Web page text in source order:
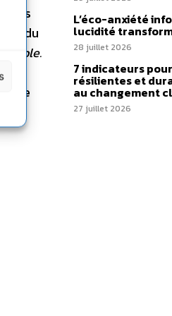
du
L’éco-anxiété
lucidité
28 juillet 2026
7 indicateurs
résilientes et
au changement
27 juillet 2026